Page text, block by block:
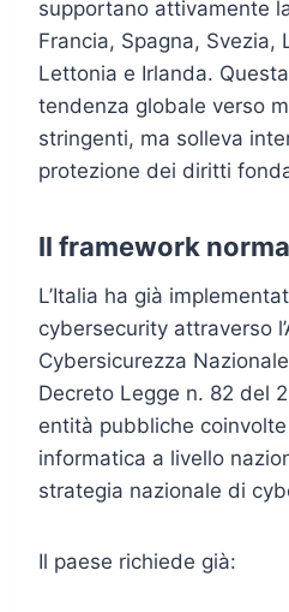
supportano attivamente
Francia, Spagna, Svezia,
Lettonia e Irlanda.
tendenza globale verso
stringenti, ma solleva
protezione dei diritti
Il framework
L’Italia ha già
cybersecurity attraverso
Cybersicurezza
Decreto Legge n. 82 del
entità pubbliche
informatica a livello
strategia nazionale di
Il paese richiede già: